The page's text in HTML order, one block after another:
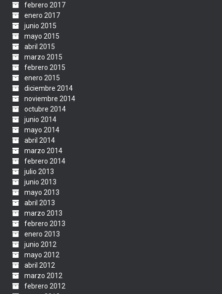
febrero 2017
enero 2017
junio 2015
mayo 2015
abril 2015
marzo 2015
febrero 2015
enero 2015
diciembre 2014
noviembre 2014
octubre 2014
junio 2014
mayo 2014
abril 2014
marzo 2014
febrero 2014
julio 2013
junio 2013
mayo 2013
abril 2013
marzo 2013
febrero 2013
enero 2013
junio 2012
mayo 2012
abril 2012
marzo 2012
febrero 2012